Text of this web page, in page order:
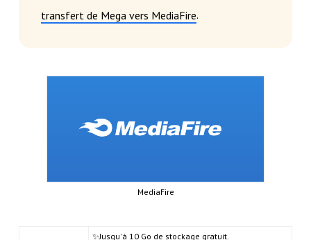
transfert de Mega vers MediaFire.
MediaFire
✨Jusqu'à 10 Go de stockage gratuit.